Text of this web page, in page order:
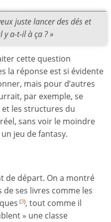
juste lancer des dés et
a-t-il à ça ? »
cette question
la réponse est si évidente
mais pour d’autres
par exemple, se
les structures du
sans voir le moindre
jeu de fantasy.
de départ. On a montré
ses livres comme les
(3), tout comme il
» une classe